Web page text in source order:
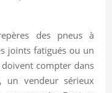
des pneus à
joints fatigués ou un
compter dans
un vendeur sérieux